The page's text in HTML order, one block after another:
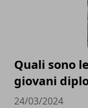
Quali sono
giovani
24/03/2024